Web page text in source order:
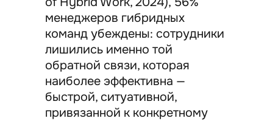
менеджеров гибридных
команд убеждены: сотрудники
лишились именно той
обратной связи, которая
наиболее эффективна —
быстрой, ситуативной,
привязанной к конкретному